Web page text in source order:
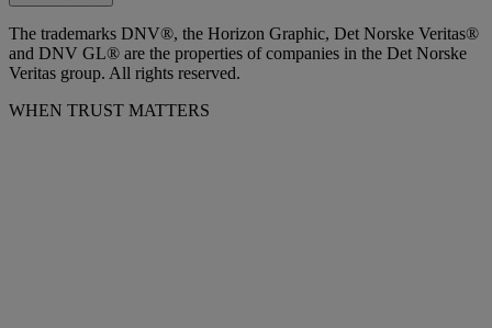
The trademarks DNV®, the Horizon Graphic, Det Norske Veritas®
and DNV GL® are the properties of companies in the Det Norske
Veritas group. All rights reserved.
WHEN TRUST MATTERS